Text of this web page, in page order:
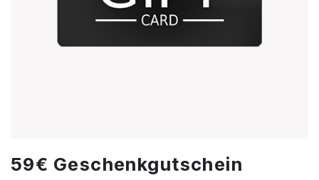
59€ Geschenkgutschein